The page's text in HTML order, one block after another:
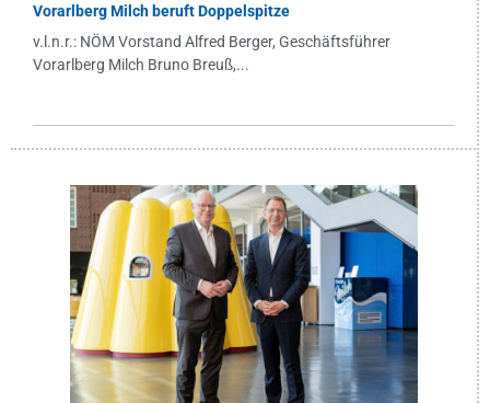
Vorarlberg Milch beruft Doppelspitze
v.l.n.r.: NÖM Vorstand Alfred Berger, Geschäftsführer
Vorarlberg Milch Bruno Breuß,...